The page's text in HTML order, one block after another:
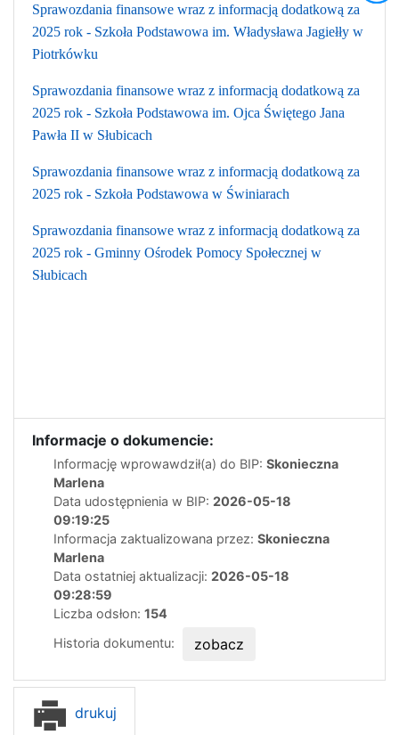
Sprawozdania finansowe wraz z informacją dodatkową za
2025 rok - Szkoła Podstawowa im. Władysława Jagiełły w
Piotrkówku
Sprawozdania finansowe wraz z informacją dodatkową za
2025 rok - Szkoła Podstawowa im. Ojca Świętego Jana
Pawła II w Słubicach
Sprawozdania finansowe wraz z informacją dodatkową za
2025 rok - Szkoła Podstawowa w Świniarach
Sprawozdania finansowe wraz z informacją dodatkową za
2025 rok - Gminny Ośrodek Pomocy Społecznej w
Słubicach
Informacje o dokumencie:
Informację wprowawdził(a) do BIP: Skonieczna
Marlena
Data udostępnienia w BIP: 2026-05-18
09:19:25
Informacja zaktualizowana przez: Skonieczna
Marlena
Data ostatniej aktualizacji: 2026-05-18
09:28:59
Liczba odsłon: 154
Historia dokumentu:
zobacz
drukuj